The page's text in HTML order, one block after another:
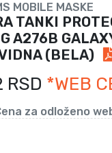
MOBILE MASKE
TANKI
A276B
(BELA)
*WEB
za odloženo